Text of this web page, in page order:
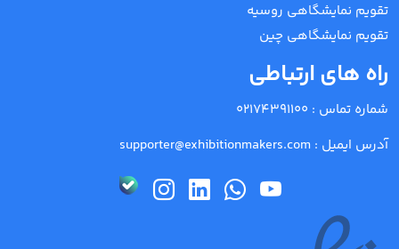
تقویم نمایشگاهی روسیه
تقویم نمایشگاهی چین
راه های ارتباطی
شماره تماس : 02174391100
آدرس ایمیل : supporter@exhibitionmakers.com